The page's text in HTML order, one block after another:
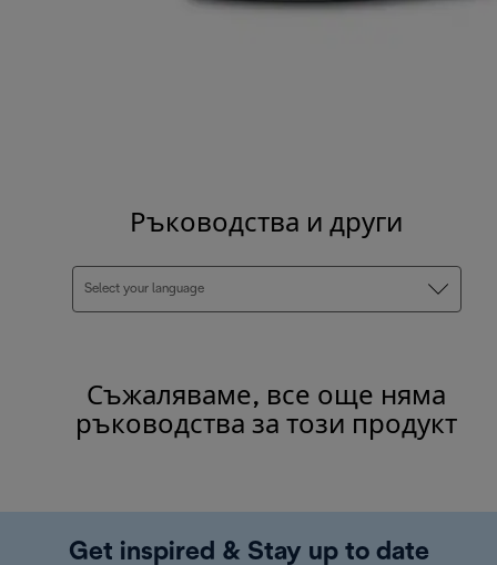
Ръководства и други
Select your language
Съжаляваме, все още няма
ръководства за този продукт
Get inspired & Stay up to date